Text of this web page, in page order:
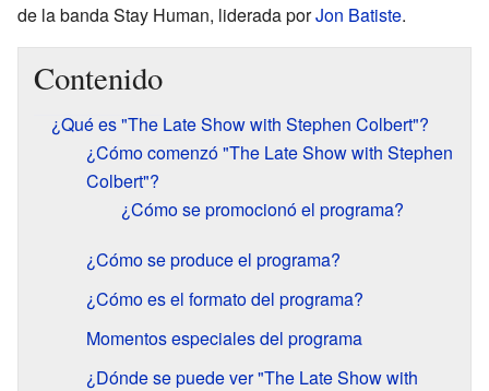
de la banda Stay Human, liderada porJon Batiste.
Contenido
¿Qué es "The Late Show with Stephen Colbert"?
¿Cómo comenzó "The Late Show with Stephen
Colbert"?
¿Cómo se promocionó el programa?
¿Cómo se produce el programa?
¿Cómo es el formato del programa?
Momentos especiales del programa
¿Dónde se puede ver "The Late Show with